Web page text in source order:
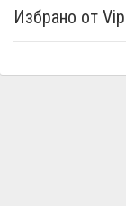
Избрано от